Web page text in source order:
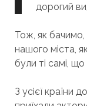
дорогий
Тож, як бачимо,
нашого міста,
були ті самі, що
З усієї країни